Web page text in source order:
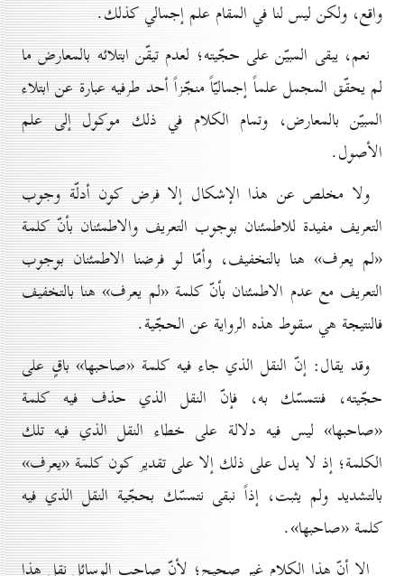
واقع، ولكن ليس لنا في المقام علم إجمالي كذلك.
نعم، يبقى المبيّن على حجّيته؛ لعدم تيقّن ابتلائه بالمعارض ما
لم يحقّق المجمل علماً إجماليّاً منجّزاً أحد طرفيه عبارة عن ابتلاء
المبيّن بالمعارض، وتمام الكلام في ذلك موكول إلى علم
الأصول.
ولا مخلص عن هذا الإشكال إلا فرض كون أدلّة وجوب
التعريف مفيدة للاطمئنان بوجوب التعريف والاطمئنان بأنّ كلمة
«لم يعرف» هنا بالتخفيف، وأمّا لو فرضنا الاطمئنان بوجوب
التعريف مع عدم الاطمئنان بأنّ كلمة «لم يعرف» هنا بالتخفيف
فالنتيجة هي سقوط هذه الرواية عن الحجّية.
وقد يقال: إنّ النقل الذي جاء فيه كلمة «صاحبها» باقٍ على
حجّيته، فنتمسّك به، فإنّ النقل الذي حذف فيه كلمة
«صاحبها» ليس فيه دلالة على خطاء النقل الذي فيه تلك
الكلمة؛ إذ لا يدل على ذلك إلا على تقدير كون كلمة «يعرف»
بالتشديد ولم يثبت، إذاً نبقى نتمسّك بحجّية النقل الذي فيه
كلمة «صاحبها».
إلا أنّ هذا الكلام غير صحيح؛ لأنّ صاحب الوسائل نقل هذا